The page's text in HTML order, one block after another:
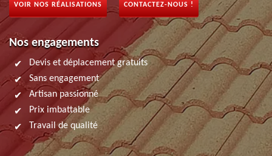
VOIR NOS RÉALISATIONS CONTACTEZ-NOUS !
Nos engagements
Devis et déplacement gratuits
Sans engagement
Artisan passionné
Prix imbattable
Travail de qualité